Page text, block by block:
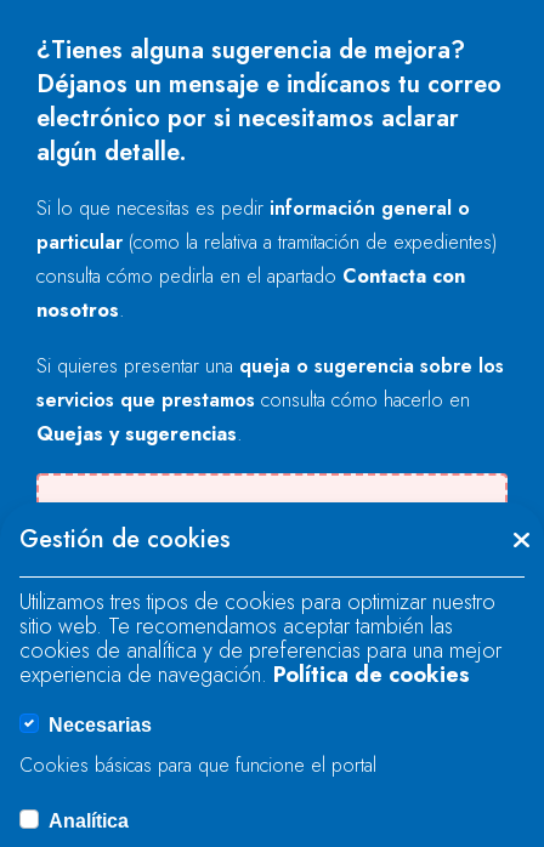
¿Tienes alguna sugerencia de mejora?
Déjanos un mensaje e indícanos tu correo
electrónico por si necesitamos aclarar
algún detalle.
Si lo que necesitas es pedir información general o
particular (como la relativa a tramitación de expedientes)
consulta cómo pedirla en el apartado Contacta con
nosotros.
Si quieres presentar una queja o sugerencia sobre los
servicios que prestamos consulta cómo hacerlo en
Quejas y sugerencias.
"text".
Se produjo un error al cargar el campo
"text".
Se produjo un error al cargar el campo
Gestión de cookies
Utilizamos tres tipos de cookies para optimizar nuestro
sitio web. Te recomendamos aceptar también las
cookies de analítica y de preferencias para una mejor
experiencia de navegación. Política de cookies
Necesarias
Cookies básicas para que funcione el portal
Analítica